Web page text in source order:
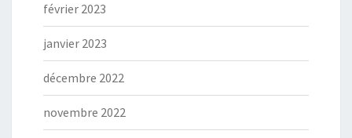
février 2023
janvier 2023
décembre 2022
novembre 2022